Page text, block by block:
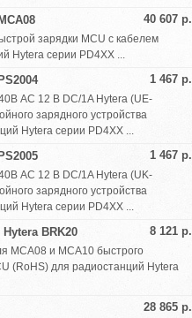
40 607 р.
зарядки MCU с кабелем
Hytera серии PD4XX ...
1 467 р.
AC 12 В DC/1A Hytera (UE-
зарядного устройства
Hytera серии PD4XX ...
1 467 р.
AC 12 В DC/1A Hytera (UK-
зарядного устройства
Hytera серии PD4XX ...
8 121 р.
BRK20
MCA08 и MCA10 быстрого
(RoHS) для радиостанций Hytera
28 865 р.